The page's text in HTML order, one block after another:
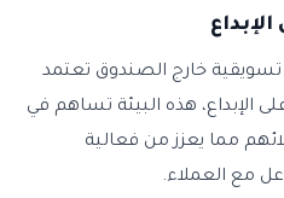
خارج الصندوق تعتمد
هذه البيئة تساهم في
مما يعزز من فعالية
مع العملاء.